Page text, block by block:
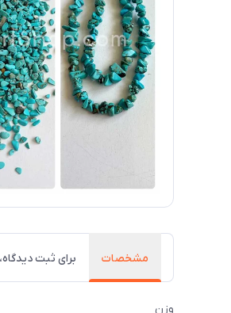
مشخصات برای ثبت
وزن